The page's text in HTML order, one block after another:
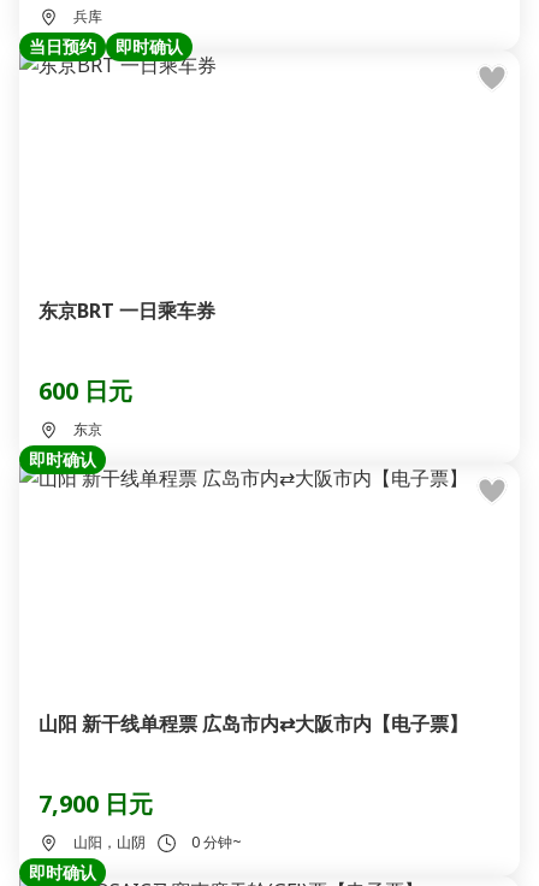
兵库
当日预约 即时确认
东京BRT 一日乘车券
600 日元
东京
即时确认
山阳 新干线单程票 広岛市内⇄大阪市内【电子票】
7,900 日元
山阳，山阴 0 分钟~
即时确认